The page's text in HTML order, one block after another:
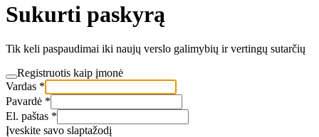
Sukurti paskyrą
Tik keli paspaudimai iki naujų verslo galimybių ir vertingų sutarčių
Registruotis kaip įmonė
Vardas *
Pavardė *
El. paštas *
Įveskite savo slaptažodį